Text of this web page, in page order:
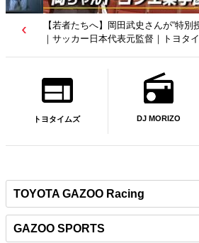
【若者たちへ】岡田武史さんが“特別
｜サッカー日本代表元監督｜トヨタ
トヨタイムズ DJ MORIZO
TOYOTA GAZOO Racing
GAZOO SPORTS